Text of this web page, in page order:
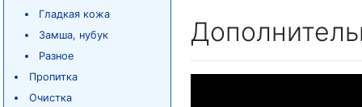
Гладкая кожа
Замша, нубук
Разное
Пропитка
Очистка